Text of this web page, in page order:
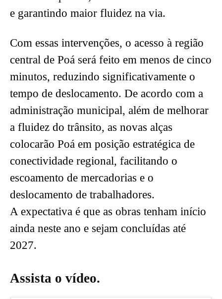
e garantindo maior fluidez na via.
Com essas intervenções, o acesso à região
central de Poá será feito em menos de cinco
minutos, reduzindo significativamente o
tempo de deslocamento. De acordo com a
administração municipal, além de melhorar
a fluidez do trânsito, as novas alças
colocarão Poá em posição estratégica de
conectividade regional, facilitando o
escoamento de mercadorias e o
deslocamento de trabalhadores.
A expectativa é que as obras tenham início
ainda neste ano e sejam concluídas até
2027.
Assista o vídeo.